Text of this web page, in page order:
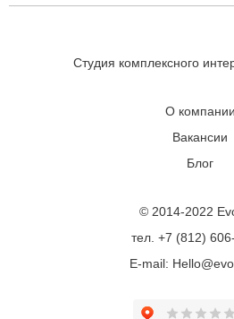
Студия комплексного
О компании
Вакансии
Блог
© 2014-2022
тел. +7 (812)
E-mail: